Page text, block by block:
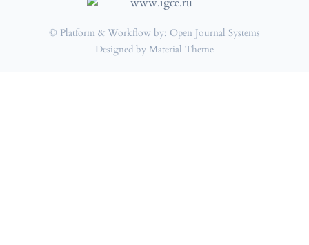
© Platform & Workflow by: Open Journal Systems
Designed by Material Theme